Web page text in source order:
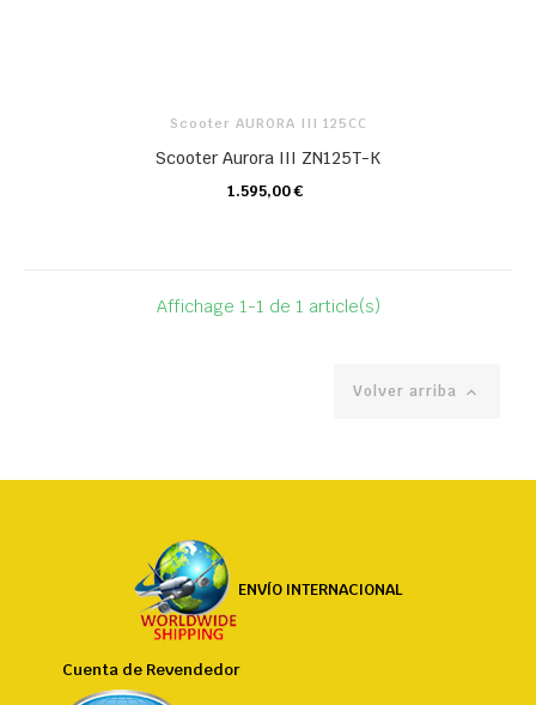
Scooter AURORA III 125CC
Scooter Aurora III ZN125T-K
1.595,00 €
CARRO
Affichage 1-1 de 1 article(s)
Volver arriba 
ENVÍO INTERNACIONAL
Cuenta de Revendedor